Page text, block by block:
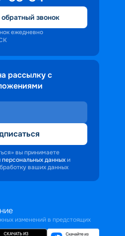
звонок
ежедневно
рассылку с
вы принимаете
данных и
ваших данных
изменений в предстоящих